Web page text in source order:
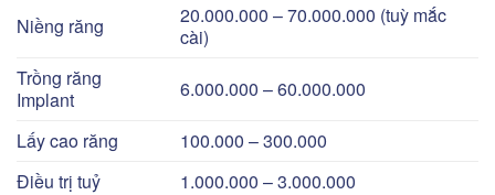
Niềng răng
20.000.000 – 70.000.000 (tuỳ mắc
cài)
Trồng răng
Implant
6.000.000 – 60.000.000
Lấy cao răng
100.000 – 300.000
Điều trị tuỷ
1.000.000 – 3.000.000